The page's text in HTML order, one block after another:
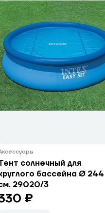
солнечный для
бассейна Ø 244
29020/3
₽